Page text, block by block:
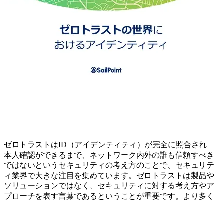
ゼロトラストはID（アイデンティティ）が完全に照合され
本人確認ができるまで、ネットワーク内外の誰も信頼すべき
ではないというセキュリティの考え方のことで、セキュリテ
ィ業界で大きな注目を集めています。ゼロトラストは製品や
ソリューションではなく、セキュリティに対する考え方やア
プローチを表す言葉であるということが重要です。より多く